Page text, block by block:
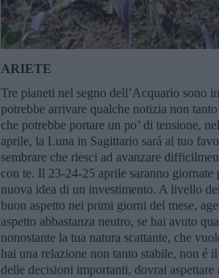
ARIETE
Tre pianeti nel segno dell’Acquario sono
potrebbe arrivare qualche notizia non
che potrebbe portare un po’ di tensione,
aprile, la Luna in Sagittario sará al tuo
sembrare che riesci ad avanzare
con te. Il 23-24-25 aprile saranno
nuova idea di un investimento. A livello
buon aspetto nei primi giorni del mese,
aspetto abbastanza neutro, se hai avuto
nonostante la tua natura scattante, che
hai una relazione non tanto stabile, non é
delle decisioni importanti, dovrai